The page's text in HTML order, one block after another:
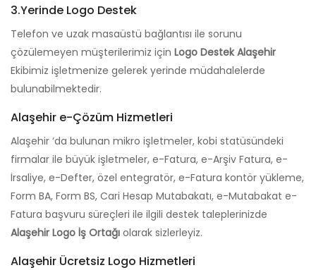
3.Yerinde Logo Destek
Telefon ve uzak masaüstü bağlantısı ile sorunu
çözülemeyen müşterilerimiz için Logo Destek Alaşehir
Ekibimiz işletmenize gelerek yerinde müdahalelerde
bulunabilmektedir.
Alaşehir e-Çözüm Hizmetleri
Alaşehir ‘da bulunan mikro işletmeler, kobi statüsündeki
firmalar ile büyük işletmeler, e-Fatura, e-Arşiv Fatura, e-
İrsaliye, e-Defter, özel entegratör, e-Fatura kontör yükleme,
Form BA, Form BS, Cari Hesap Mutabakatı, e-Mutabakat e-
Fatura başvuru süreçleri ile ilgili destek taleplerinizde
Alaşehir Logo İş Ortağı olarak sizlerleyiz.
Alaşehir Ücretsiz Logo Hizmetleri